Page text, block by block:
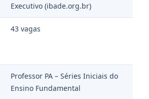
Executivo (ibade.org.br)
43 vagas
Professor PA – Séries Iniciais do
Ensino Fundamental